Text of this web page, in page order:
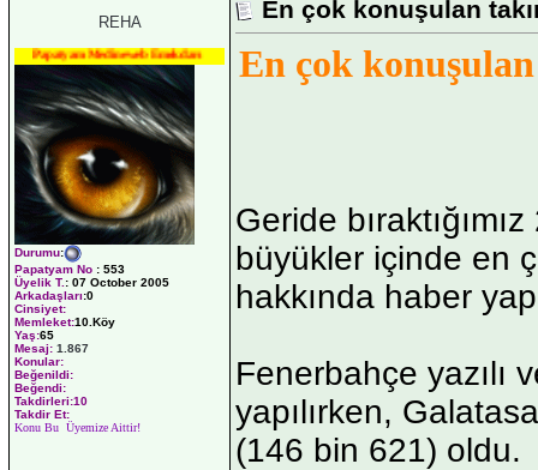
REHA
Papatyam Medineweb Emekdarı
Durumu:
Papatyam No : 553
Üyelik T.: 07 October 2005
Arkadaşları:0
Cinsiyet:
Memleket:10.Köy
Yaş:65
Mesaj: 1.867
Konular:
Beğenildi:
Beğendi:
Takdirleri:10
Takdir Et:
Konu Bu Üyemize Aittir!
En çok konuşulan
En çok
Geride
büyükler içinde en
hakkında haber
Fenerbahçe yazılı
yapılırken,
(146 bin 621) oldu.